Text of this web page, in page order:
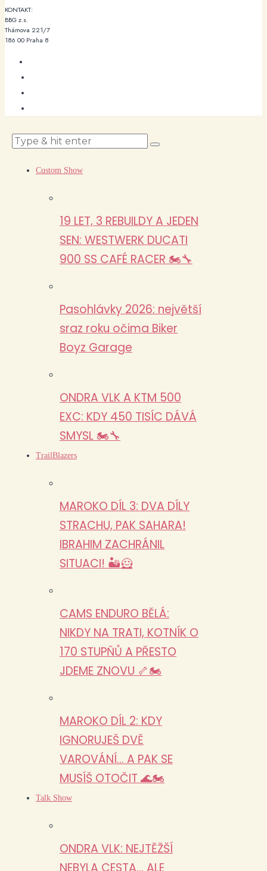
KONTAKT:
BBG z.s.
Thámova 221/7
186 00 Praha 8
Custom Show
19 LET, 3 REBUILDY A JEDEN
SEN: WESTWERK DUCATI
900 SS CAFÉ RACER 🏍️🔧
Pasohlávky 2026: největší
sraz roku očima Biker
Boyz Garage
ONDRA VLK A KTM 500
EXC: KDY 450 TISÍC DÁVÁ
SMYSL 🏍️🔧
TrailBlazers
MAROKO DÍL 3: DVA DÍLY
STRACHU, PAK SAHARA!
IBRAHIM ZACHRÁNIL
SITUACI! 🏜️🦸
CAMS ENDURO BĚLÁ:
NIKDY NA TRATI, KOTNÍK O
170 STUPŇŮ A PŘESTO
JDEME ZNOVU 🦴🏍️
MAROKO DÍL 2: KDY
IGNORUJEŠ DVĚ
VAROVÁNÍ… A PAK SE
MUSÍŠ OTOČIT 🌊🏍️
Talk Show
ONDRA VLK: NEJTĚŽŠÍ
NEBYLA CESTA… ALE